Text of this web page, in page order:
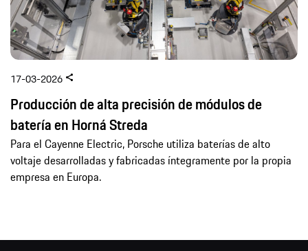
batería en Horná Streda
Para el Cayenne Electric, Porsche utiliza baterías de alto
voltaje desarrolladas y fabricadas íntegramente por la propia
empresa en Europa.